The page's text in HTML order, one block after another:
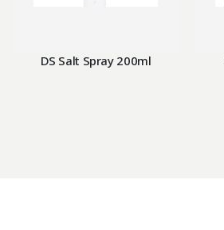
DS Salt Spray 200ml